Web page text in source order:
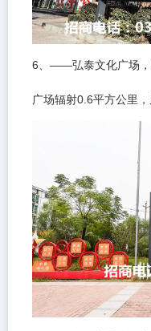
6 ——弘泰文化广场
广场辐射0.6平方公里